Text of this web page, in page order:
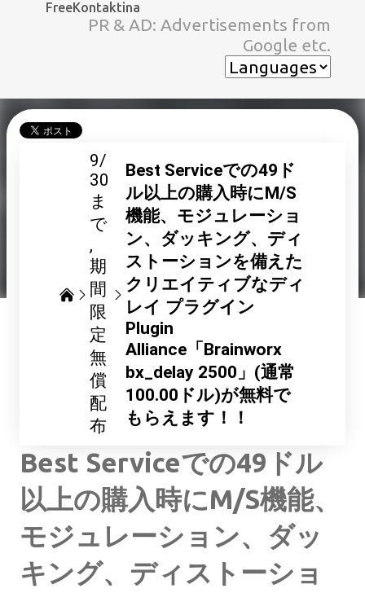
スキップしてメイン コンテンツに移動
FreeKontaktina
PR & AD: Advertisements from
Google etc.
9/
30
ま
で
期
間
限
定
無
償
配
布
Best Serviceでの49ド
ル以上の購入時にM/S
機能、モジュレーショ
ン、ダッキング、ディ
ストーションを備えた
クリエイティブなディ
レイ プラグイン
Plugin
Alliance「Brainworx
bx_delay 2500」(通常
100.00ドル)が無料で
もらえます！！
Best Serviceでの49ドル
以上の購入時にM/S機能、
モジュレーション、ダッ
キング、ディストーショ